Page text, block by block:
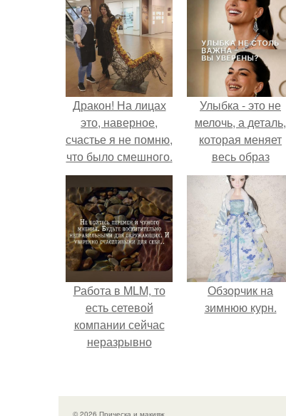
Дракон! На лицах
это, наверное,
счастье я не помню,
что было смешного.
Улыбка - это не
мелочь, а деталь,
которая меняет
весь образ
человека.
Работа в MLM, то
есть сетевой
компании сейчас
неразрывно
своей страницы в
соц сетях.
Обзорчик на
зимнюю курн.
© 2026 Прическа и макияж